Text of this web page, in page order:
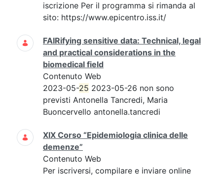
iscrizione Per il programma si rimanda al
sito: https://www.epicentro.iss.it/
FAIRifying sensitive data: Technical, legal
and practical considerations in the
biomedical field
Contenuto Web
2023-05-25 2023-05-26 non sono
previsti Antonella Tancredi, Maria
Buoncervello antonella.tancredi
XIX Corso “Epidemiologia clinica delle
demenze”
Contenuto Web
Per iscriversi, compilare e inviare online